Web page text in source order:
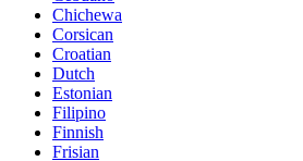
Chichewa
Corsican
Croatian
Dutch
Estonian
Filipino
Finnish
Frisian